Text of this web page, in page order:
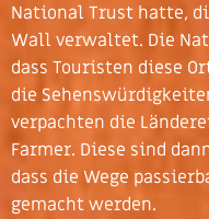
National Trust hatte,
Wall verwaltet. Die
dass Touristen diese
die
verpachten die
Farmer. Diese sind
dass die Wege
gemacht werden.